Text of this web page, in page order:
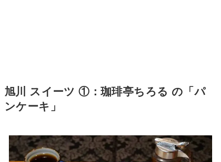
旭川 スイーツ ①：珈琲亭ちろる の「パ
ンケーキ」